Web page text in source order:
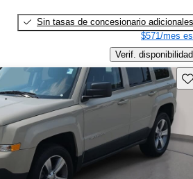
Sin tasas de concesionario adicionales
$571/mes
Verif. disponibilidad